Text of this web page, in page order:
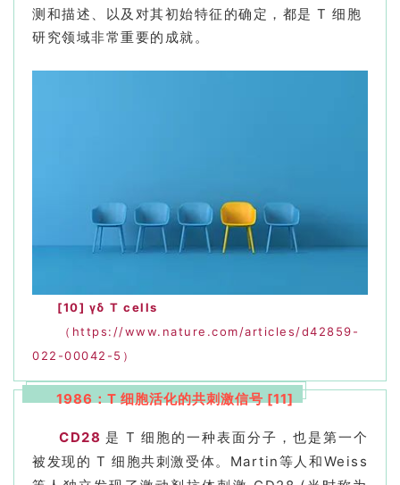
生
测和描述、以及对其初始特征的确定，都是 T 细胞
研究领域非常重要的成就。
[10] γδ T cells
（https://www.nature.com/articles/d42859-
022-00042-5）
1986：T 细胞活化的共刺激信号 [11]
CD28 是 T 细胞的一种表面分子，也是第一个
被发现的 T 细胞共刺激受体。Martin等人和Weiss